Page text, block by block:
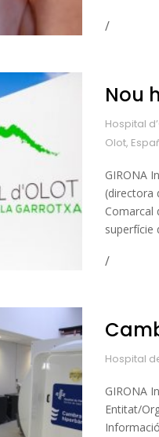
Nou
Hospital
Olot,
GIRONA
(directora
Comarcal
superfície
Hospital
GIRONA
Entitat/